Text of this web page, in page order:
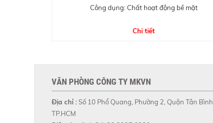
Công dụng: Chất hoạt động bề mặt
Chi tiết
VĂN PHÒNG CÔNG TY MKVN
Địa chỉ :Số 10 Phổ Quang, Phường 2, Quận Tân Bình,
TP.HCM